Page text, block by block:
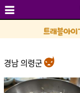
경남 의령군